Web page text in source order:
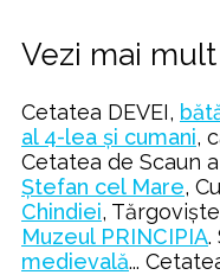
Vezi mai mult
Cetatea DEVEI,
al 4-lea şi cumani,
Cetatea de Scaun
Ştefan cel Mare,
Chindiei,
Muzeul PRINCIPIA.
medievală...